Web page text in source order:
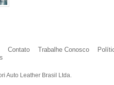
Contato Trabalhe Conosco
Auto Leather Brasil Ltda.